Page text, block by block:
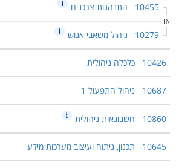
10455 התנהגות צרכנים
או
10279 ניהול משאבי אנוש
10426 כלכלה ניהולית
10687 ניהול התפעול 1
10860 חשבונאות ניהולית
10645 תכנון, ניתוח ועיצוב מערכות מידע